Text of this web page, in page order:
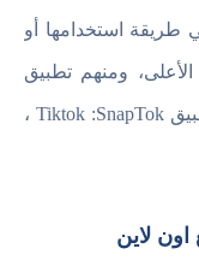
طريقة استخدامها أو
ومنهم تطبيق
Save Tik وتطبيق TikTok TikDowan وتطبيق Tiktok :SnapTok ،
اون لاين